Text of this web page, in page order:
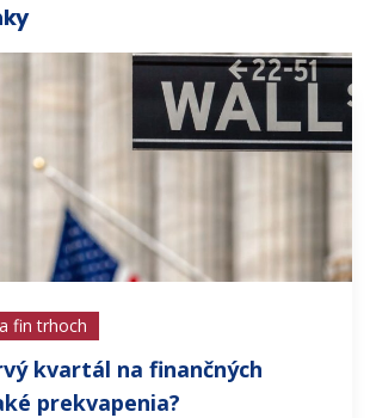
fin trhoch
kvartál na finančných
prekvapenia?